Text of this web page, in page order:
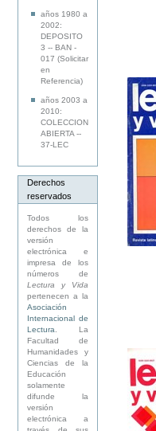
años 1980 a
2002:
DEPOSITO
3 -- BAN -
017 (Solicitar
en
Referencia)
años 2003 a
2010:
COLECCION
ABIERTA --
37-LEC
Derechos
reservados
Todos los
derechos de la
versión
electrónica e
impresa de los
números de
Lectura y Vida
pertenecen a la
Asociación
Internacional de
Lectura
. La
Facultad de
Humanidades y
Ciencias de la
Educación
solamente
difunde la
versión
electrónica a